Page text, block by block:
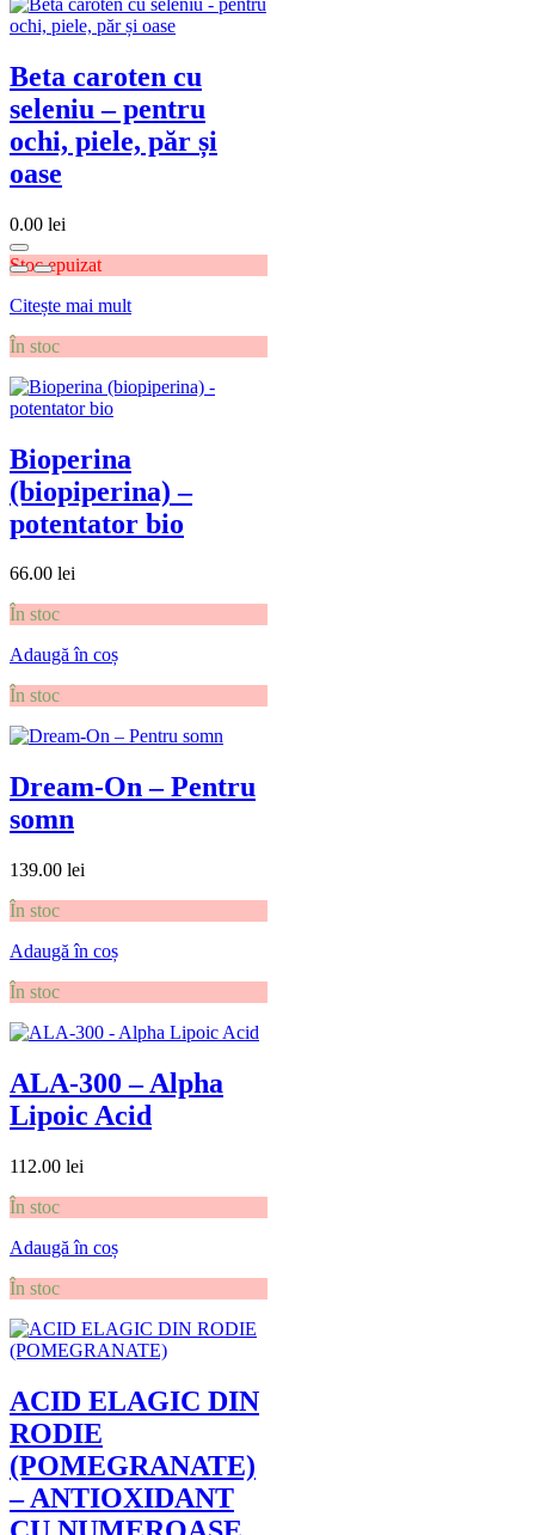
Beta caroten cu
seleniu – pentru
ochi, piele, păr și
oase
0.00 lei
Stoc epuizat
Citește mai mult
În stoc
Bioperina
(biopiperina) –
potentator bio
66.00 lei
În stoc
Adaugă în coș
În stoc
Dream-On – Pentru
somn
139.00 lei
În stoc
Adaugă în coș
În stoc
ALA-300 – Alpha
Lipoic Acid
112.00 lei
În stoc
Adaugă în coș
În stoc
ACID ELAGIC DIN
RODIE
(POMEGRANATE)
– ANTIOXIDANT